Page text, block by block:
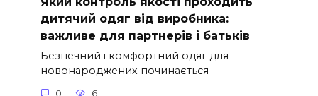
дитячий одяг від виробника:
важливе для партнерів і батьків
Безпечний і комфортний одяг для
новонароджених починається
0 6